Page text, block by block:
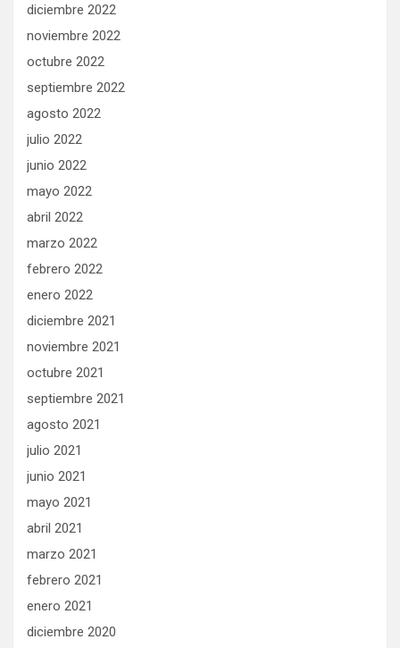
diciembre 2022
noviembre 2022
octubre 2022
septiembre 2022
agosto 2022
julio 2022
junio 2022
mayo 2022
abril 2022
marzo 2022
febrero 2022
enero 2022
diciembre 2021
noviembre 2021
octubre 2021
septiembre 2021
agosto 2021
julio 2021
junio 2021
mayo 2021
abril 2021
marzo 2021
febrero 2021
enero 2021
diciembre 2020